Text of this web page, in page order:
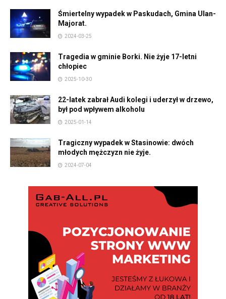
Śmiertelny wypadek w Paskudach, Gmina Ulan-
Majorat.
2024-03-25
Tragedia w gminie Borki. Nie żyje 17-letni
chłopiec
2025-10-30
22-latek zabrał Audi kolegi i uderzył w drzewo,
był pod wpływem alkoholu
2025-01-14
Tragiczny wypadek w Stasinowie: dwóch
młodych mężczyzn nie żyje.
2024-07-04